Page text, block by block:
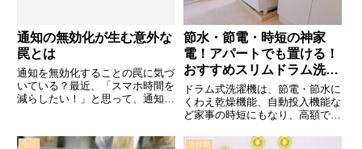
通知の無効化が生む意外な
罠とは
通知を無効化することの罠に気づ
いている？最近、「スマホ時間を
減らしたい！」と思って、通知を
があります。でも、実際にはどう
節水・節電・時短の神家
電！アパートでも置ける！
おすすめスリムドラム洗濯
機
ドラム式洗濯機は、節電・節水に
くわえ乾燥機能、自動投入機能な
ど家事の時短にもなり、高額でも
の構造上、奥行きや横幅が大きく
生活 未分類